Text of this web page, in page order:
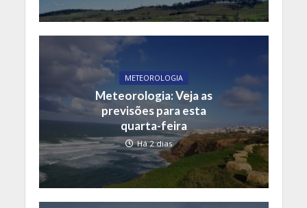
METEOROLOGIA
Meteorologia: Veja as
previsões para esta
quarta-feira
Há 2 dias